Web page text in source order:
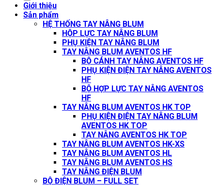
Giới thiệu
Sản phẩm
HỆ THỐNG TAY NÂNG BLUM
HỘP LỰC TAY NÂNG BLUM
PHỤ KIỆN TAY NÂNG BLUM
TAY NÂNG BLUM AVENTOS HF
BỘ CÁNH TAY NÂNG AVENTOS HF
PHỤ KIỆN ĐIỆN TAY NÂNG AVENTOS
HF
BỘ HỢP LỰC TAY NÂNG AVENTOS
HF
TAY NÂNG BLUM AVENTOS HK TOP
PHỤ KIỆN ĐIỆN TAY NÂNG BLUM
AVENTOS HK TOP
TAY NÂNG AVENTOS HK TOP
TAY NÂNG BLUM AVENTOS HK-XS
TAY NÂNG BLUM AVENTOS HL
TAY NÂNG BLUM AVENTOS HS
TAY NÂNG ĐIỆN BLUM
BỘ ĐIỆN BLUM – FULL SET